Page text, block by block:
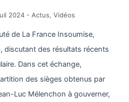
2024 - Actus, Vidéos
de La France Insoumise,
discutant des résultats récents
Dans cet échange,
des sièges obtenus par
Luc Mélenchon à gouverner,